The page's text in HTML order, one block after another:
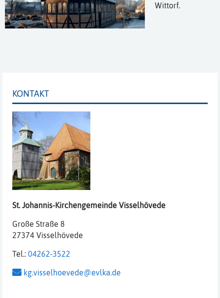
Wittorf.
KONTAKT
St. Johannis-Kirchengemeinde Visselhövede
Große Straße 8
27374 Visselhövede
Tel.: 04262-3522
kg.visselhoevede@evlka.de